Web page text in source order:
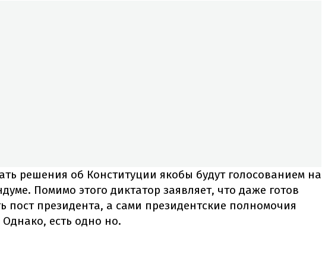
решения об Конституции якобы будут голосованием на
Помимо этого диктатор заявляет, что даже готов
пост президента, а сами президентские полномочия
Однако, есть одно но.